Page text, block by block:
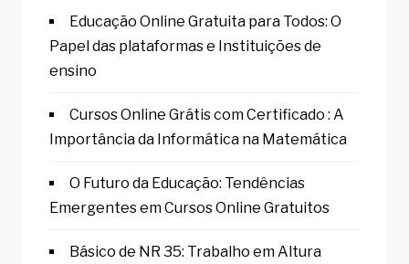
Educação Online Gratuita para Todos: O
Papel das plataformas e Instituições de
ensino
Cursos Online Grátis com Certificado : A
Importância da Informática na Matemática
O Futuro da Educação: Tendências
Emergentes em Cursos Online Gratuitos
Básico de NR 35: Trabalho em Altura